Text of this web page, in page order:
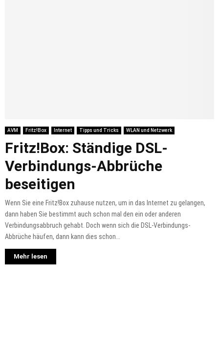
AVM Fritz!Box Internet Tipps und Tricks WLAN und Netzwerk
Fritz!Box: Ständige DSL-
Verbindungs-Abbrüche
beseitigen
Wenn Sie eine Fritz!Box zuhause nutzen, um in das Internet zu gelangen,
dann haben Sie bestimmt auch schon mal den ein oder anderen
Verbindungsabbruch gehabt. Doch wenn sich die DSL-Verbindungs-
Abbrüche häufen, dann kann dies schon...
Mehr lesen